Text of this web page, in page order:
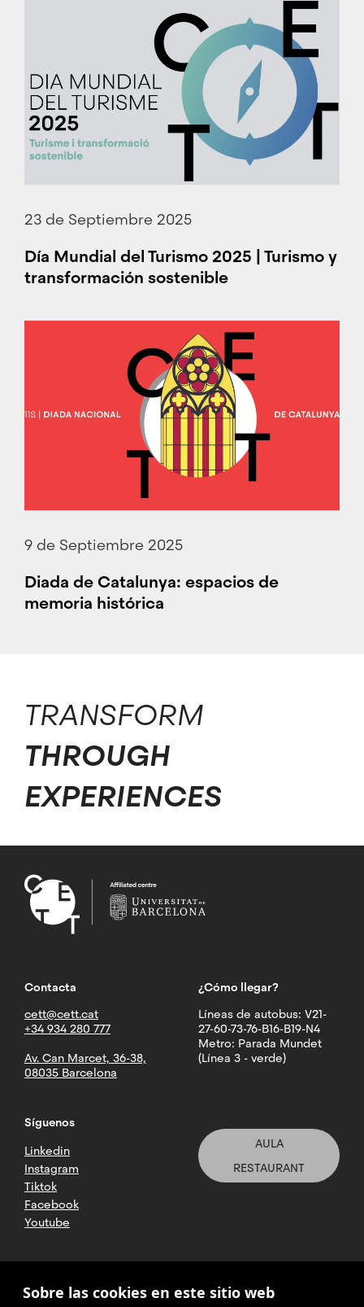
23 de Septiembre 2025
Día Mundial del Turismo 2025 | Turismo y
transformación sostenible
9 de Septiembre 2025
Diada de Catalunya: espacios de
memoria histórica
TRANSFORM
THROUGH
EXPERIENCES
Contacta
cett@cett.cat
+34 934 280 777
Av. Can Marcet, 36-38,
08035 Barcelona
¿Cómo llegar?
Líneas de autobus: V21-
27-60-73-76-B16-B19-N4
Metro: Parada Mundet
(Línea 3 - verde)
Síguenos
Linkedin
Instagram
Tiktok
Facebook
Youtube
AULA
RESTAURANT
2025 CETT. Todos los derechos
reservados
Sobre las cookies en este sitio web